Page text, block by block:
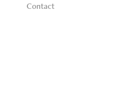
Contact